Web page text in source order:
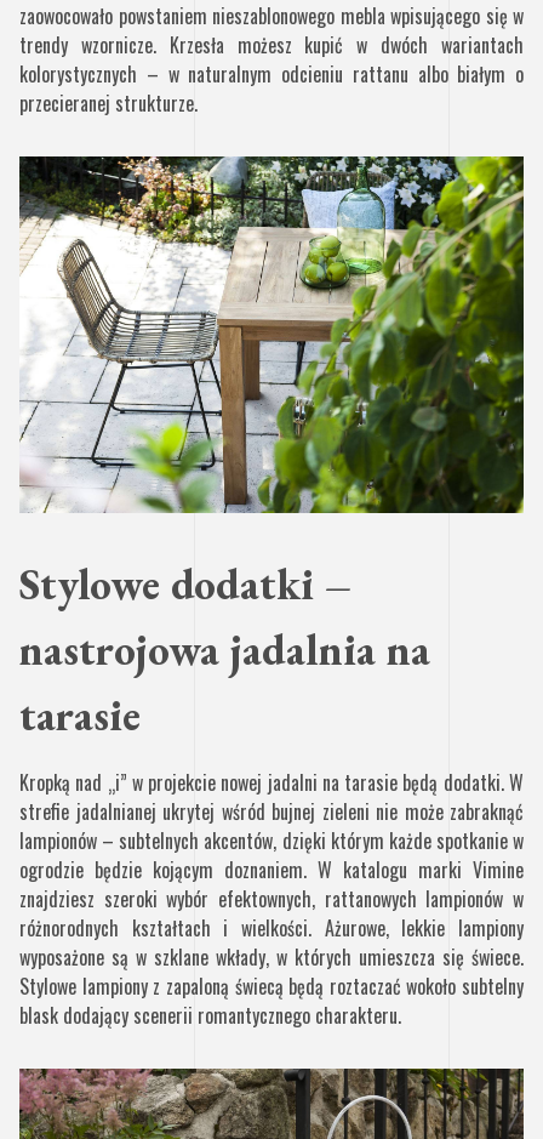
zaowocowało powstaniem nieszablonowego mebla wpisującego się w
trendy wzornicze. Krzesła możesz kupić w dwóch wariantach
kolorystycznych – w naturalnym odcieniu rattanu albo białym o
przecieranej strukturze.
Stylowe dodatki –
nastrojowa jadalnia na
tarasie
Kropką nad „i” w projekcie nowej jadalni na tarasie będą dodatki. W
strefie jadalnianej ukrytej wśród bujnej zieleni nie może zabraknąć
lampionów – subtelnych akcentów, dzięki którym każde spotkanie w
ogrodzie będzie kojącym doznaniem. W katalogu marki Vimine
znajdziesz szeroki wybór efektownych, rattanowych lampionów w
różnorodnych kształtach i wielkości. Ażurowe, lekkie lampiony
wyposażone są w szklane wkłady, w których umieszcza się świece.
Stylowe lampiony z zapaloną świecą będą roztaczać wokoło subtelny
blask dodający scenerii romantycznego charakteru.